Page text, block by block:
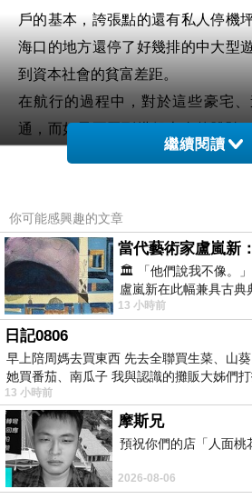
戶的基本，誇張點的還有私人停機
海口的地方還停了好幾排的中大型
到資本社會的貧富差距。
在航行的過程中，對於這些豪宅
通，而如果要回到搭船本身的體驗
船的行程也經歷不少，必須說最差
間，搭乘起來的感覺不錯，只是有
覺最好的就是澳洲，河又大又寬，
也大，不管我是在室外空間還是在
在船艙還準備了水果跟甜點給顧客
奈運河遊船可以選擇同一個點上下
下，可樂旅行社安排的是後者，下
洋世界遊樂園，雖然這次沒有排進
你在門口拍照了。
繼續閱讀
你可能感興趣的文章
🏛️ 「他們說我不像。
盧嵐新在此幅兼具古
中，以沈靜的藍色空間
13 小時前
日記0806
早上陪周媽去買東西 先去全聯買生菜、山
她買番茄、南瓜子 我與認識的攤販大姊們打
13 小時前
摩斯兄
預祝你們的店「人面桃
2026-08-06